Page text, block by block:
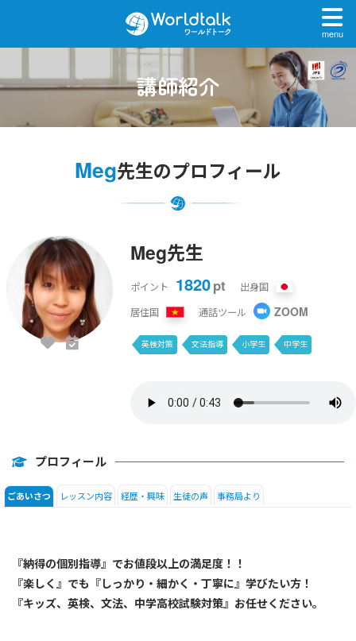
menu
講師紹介
Meg先生のプロフィール
Meg先生
ポイント 1820pt
出身国
居住国
通話ツール ZOOM
英検対策 文法指導 小学生 中学生
プロフィール
ごあいさつ レッスン内容 経歴・興味 生徒の声 事務局より
『納得の個別指導』でお値段以上の満足度！！
『楽しく』でも『しっかり・細かく・丁寧に』学びたい方！
『キッズ、英検、文法、中学高校試験対策』お任せください。